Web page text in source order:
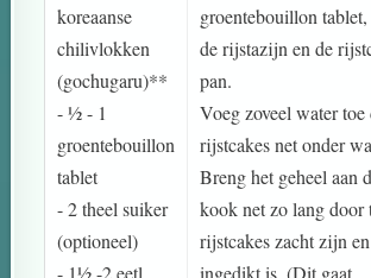
koreaanse
chilivlokken
(gochugaru)**
- ½ - 1
groentebouillon
tablet
- 2 theel suiker
(optioneel)
- 1½ -2 eetl
groentebouillon
de rijstazijn en de
pan.
Voeg zoveel water toe
rijstcakes net onder
Breng het geheel aan
kook net zo lang door
rijstcakes zacht zijn
ingedikt is. (Dit gaat